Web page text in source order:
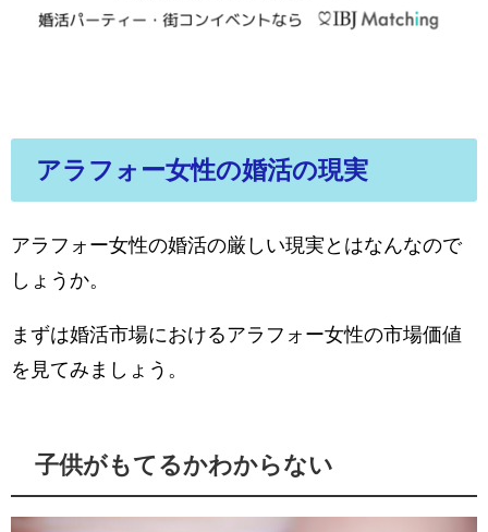
アラフォー女性の婚活の現実
アラフォー女性の婚活の厳しい現実とはなんなので
しょうか。
まずは婚活市場におけるアラフォー女性の市場価値
を見てみましょう。
子供がもてるかわからない